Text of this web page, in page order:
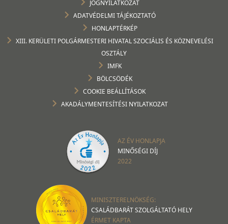
JOGNYILATKOZAT
ADATVÉDELMI TÁJÉKOZTATÓ
HONLAPTÉRKÉP
XIII. KERÜLETI POLGÁRMESTERI HIVATAL SZOCIÁLIS ÉS KÖZNEVELÉSI
OSZTÁLY
IMFK
BÖLCSÖDÉK
COOKIE BEÁLLÍTÁSOK
AKADÁLYMENTESÍTÉSI NYILATKOZAT
AZ ÉV HONLAPJA
MINŐSÉGI DÍJ
2022
MINISZTERELNÖKSÉG:
CSALÁDBARÁT SZOLGÁLTATÓ HELY
ÉRMET KAPTA